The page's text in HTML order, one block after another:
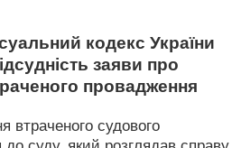
кодекс України
заяви про
провадження
втраченого судового